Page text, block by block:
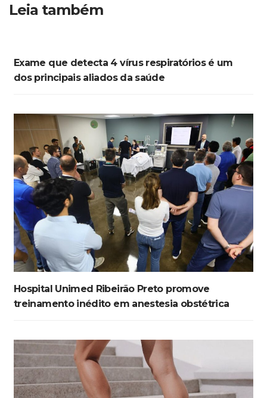
Leia também
Exame que detecta 4 vírus respiratórios é um
dos principais aliados da saúde
Hospital Unimed Ribeirão Preto promove
treinamento inédito em anestesia obstétrica